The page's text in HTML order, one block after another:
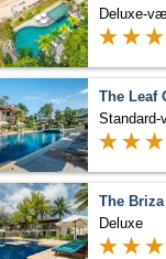
Deluxe-
Deluxe